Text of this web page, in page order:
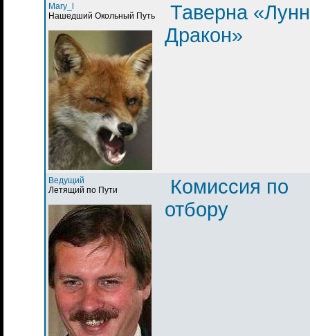
Mary_l
Нашедший Окольный Путь
Таверна
Дракон»
Ведущий
Летящий по Пути
Комиссия по
отбору